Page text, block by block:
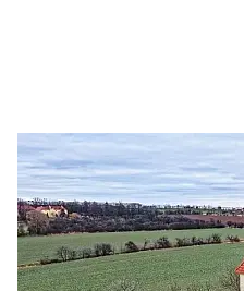
Zastanem se
Politika • Volební seriál #02:
městě